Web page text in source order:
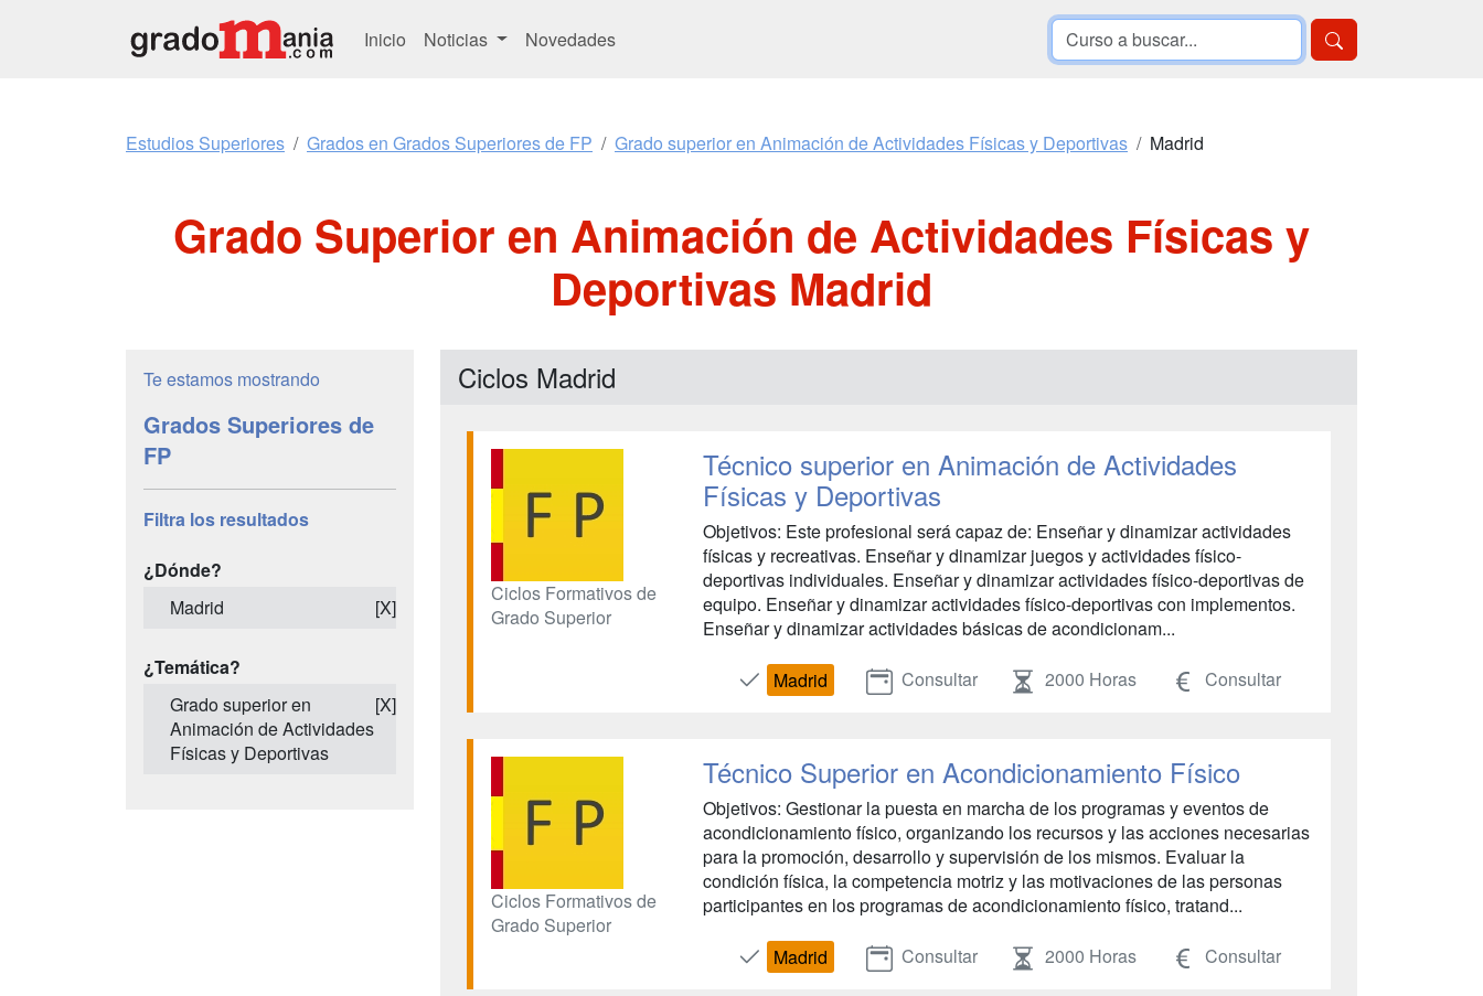
Inicio Noticias Novedades
Estudios Superiores Grados en Grados Superiores de FP Grado superior en Animación de Actividades Físicas y Deportivas Madrid
Grado Superior en Animación de Actividades Físicas y
Deportivas Madrid
Te estamos mostrando
Grados Superiores de
FP
Filtra los resultados
¿Dónde?
Madrid
[X]
¿Temática?
Grado superior en
Animación de Actividades
Físicas y Deportivas
[X]
Ciclos Madrid
Ciclos Formativos de
Grado Superior
Técnico superior en Animación de Actividades
Físicas y Deportivas
Objetivos: Este profesional será capaz de: Enseñar y dinamizar actividades
físicas y recreativas. Enseñar y dinamizar juegos y actividades físico-
deportivas individuales. Enseñar y dinamizar actividades físico-deportivas de
equipo. Enseñar y dinamizar actividades físico-deportivas con implementos.
Enseñar y dinamizar actividades básicas de acondicionam...
Madrid Consultar 2000 Horas Consultar
Ciclos Formativos de
Grado Superior
Técnico Superior en Acondicionamiento Físico
Objetivos: Gestionar la puesta en marcha de los programas y eventos de
acondicionamiento físico, organizando los recursos y las acciones necesarias
para la promoción, desarrollo y supervisión de los mismos. Evaluar la
condición física, la competencia motriz y las motivaciones de las personas
participantes en los programas de acondicionamiento físico, tratand...
Madrid Consultar 2000 Horas Consultar